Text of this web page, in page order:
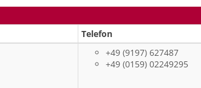
Telefon
+49 (9197) 627487
+49 (0159) 02249295